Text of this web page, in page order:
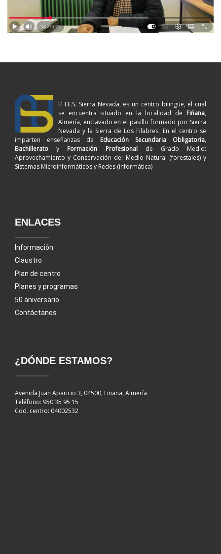
El I.E.S. Sierra Nevada, es un centro bilingüe, el cual
se encuentra situado en la localidad de Fiñana,
Almería, enclavado en el pasillo formado por Sierra
Nevada y la Sierra de Los Filabres. En el centro se
imparten enseñanzas de Educación Secundaria Obligatoria,
Bachillerato y Formación Profesionalde Grado Medio:
Aprovechamiento y Conservación del Medio Natural (forestales) y
Sistemas Microinformáticos y Redes (informática)
ENLACES
Información
Claustro
Plan de centro
Planes y programas
50 aniversario
Contáctanos
¿DÓNDE ESTAMOS?
Avenida Juan Aparicio 3, 04500, Fiñana, Almería
Teléfono: 950 35 95 15
Cod. centro: 04002532